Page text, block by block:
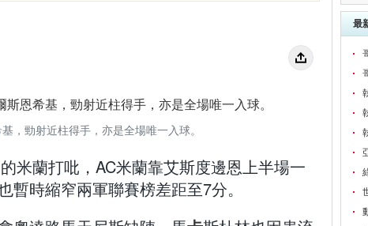
，勁射近柱得手，亦是全場唯一入球。
米蘭打吡，AC米蘭靠艾斯度邊恩上半場一
時縮窄兩軍聯賽榜差距至7分。
最